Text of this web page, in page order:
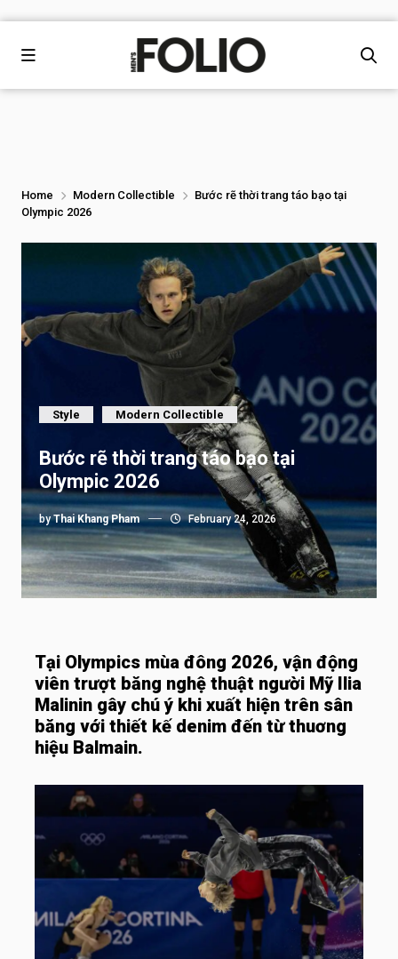
Home Modern Collectible
Bước rẽ thời trang táo bạo tại
Olympic 2026
Style Modern Collectible
Bước rẽ thời trang táo bạo tại
Olympic 2026
byThai Khang Pham February 24, 2026
Tại Olympics mùa đông 2026, vận động
viên trượt băng nghệ thuật người Mỹ Ilia
Malinin gây chú ý khi xuất hiện trên sân
băng với thiết kế denim đến từ thuơng
hiệu Balmain.